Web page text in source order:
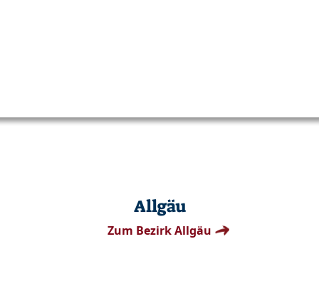
Allgäu
Zum Bezirk Allgäu